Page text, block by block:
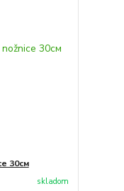
30см
skladom